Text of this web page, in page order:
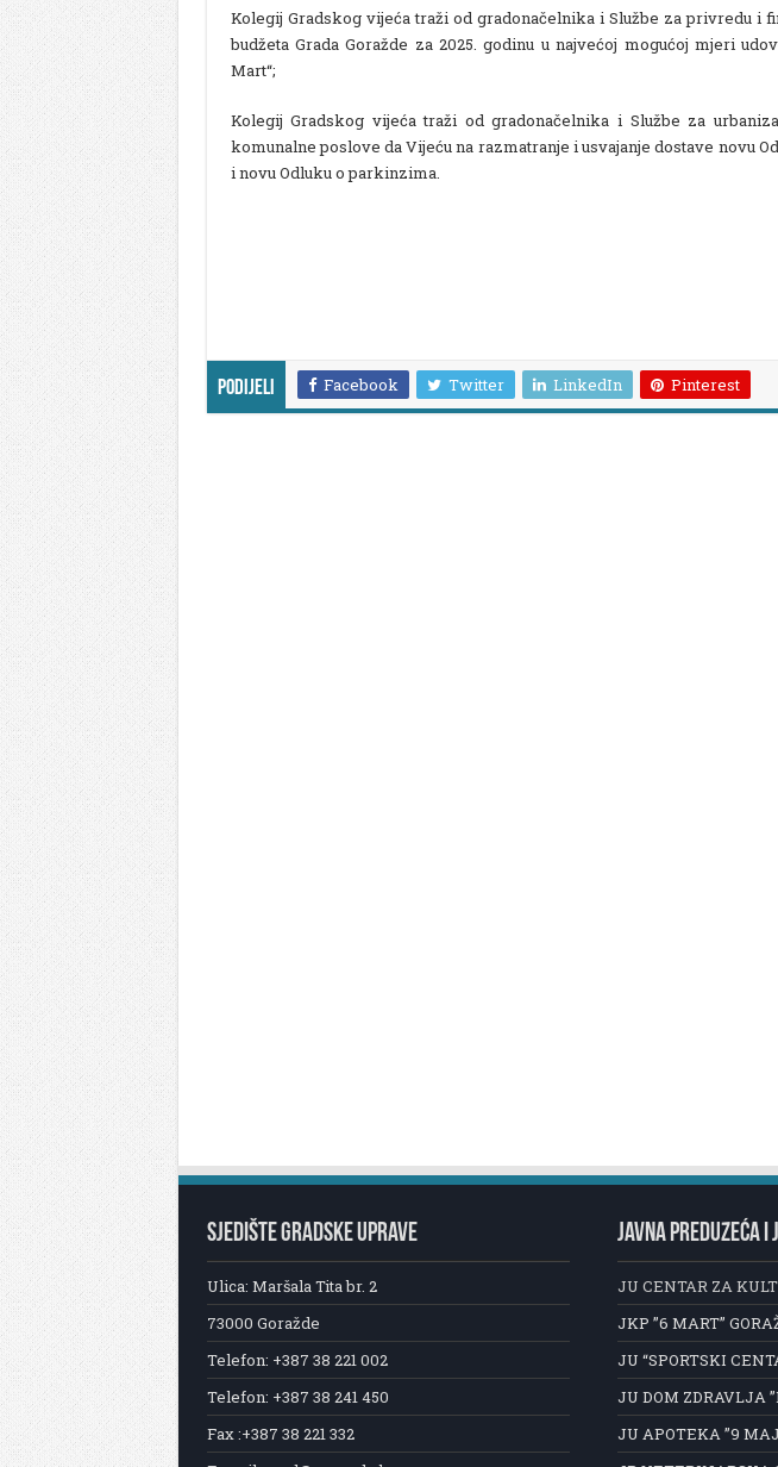
Kolegij Gradskog vijeća traži od gradonačelnika i Službe za privredu i
budžeta Grada Goražde za 2025. godinu u najvećoj mogućoj mjeri
Mart“;
Kolegij Gradskog vijeća traži od gradonačelnika i Službe za
komunalne poslove da Vijeću na razmatranje i usvajanje dostave novu
i novu Odluku o parkinzima.
Podijeli Facebook Twitter LinkedIn Pinterest
SJEDIŠTE GRADSKE UPRAVE
Ulica: Maršala Tita br. 2
73000 Goražde
Telefon: +387 38 221 002
Telefon: +387 38 241 450
Fax :+387 38 221 332
JAVNA PREDUZEĆA I
JU CENTAR ZA
JKP ”6 MART”
JU “SPORTSKI
JU DOM ZDRAVLJA
JU APOTEKA ”9